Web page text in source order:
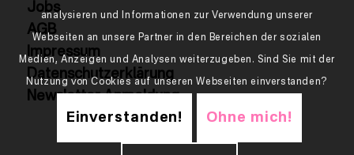
Jobs
AGB
Impressum
Datenschutzerklärung
Newsletter Anmeldung
analysieren und Informationen zur Verwendung unserer
Webseiten an unsere Partner in den Bereichen der sozialen
Medien, Anzeigen und Analysen weiterzugeben. Sind Sie mit der
Nutzung von Cookies auf unseren Webseiten einverstanden?
Einverstanden! Ohne mich!